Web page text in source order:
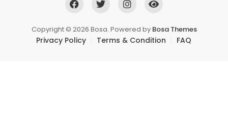
Copyright © 2026 Bosa. Powered by Bosa Themes
Privacy Policy Terms & Condition FAQ